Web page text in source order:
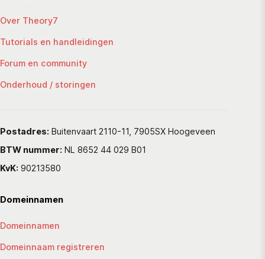
Over Theory7
Tutorials en handleidingen
Forum en community
Onderhoud / storingen
Postadres: Buitenvaart 2110-11, 7905SX Hoogeveen
BTW nummer: NL 8652 44 029 B01
KvK: 90213580
Domeinnamen
Domeinnamen
Domeinnaam registreren